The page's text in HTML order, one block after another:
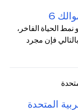
6
نمط الحياة الفاخر،
فإن مجرد
المتحدة